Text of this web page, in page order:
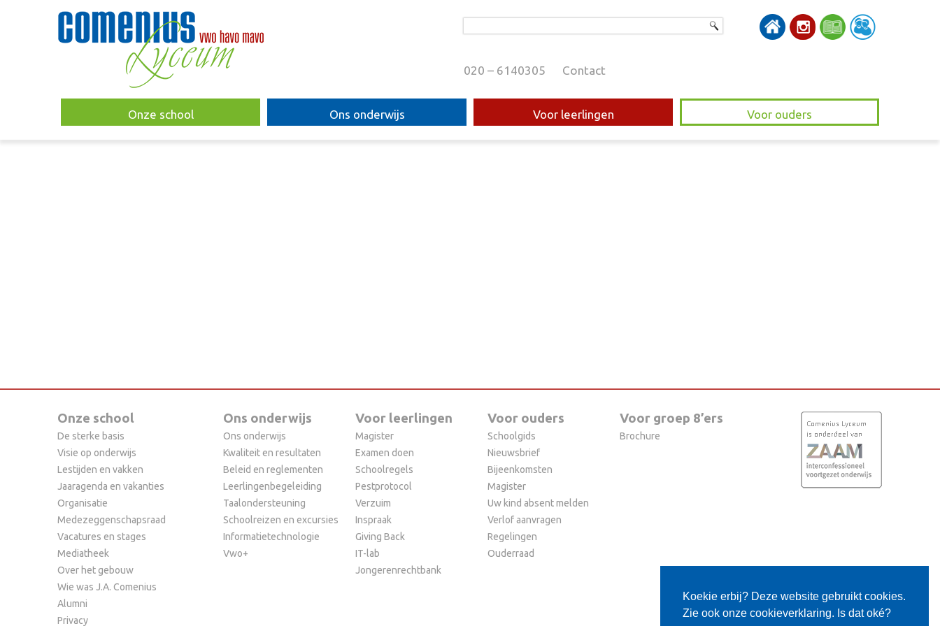
020 – 6140305 Contact
Onze school Ons onderwijs Voor leerlingen Voor ouders
Onze school
De sterke basis
Visie op onderwijs
Lestijden en vakken
Jaaragenda en vakanties
Organisatie
Medezeggenschapsraad
Vacatures en stages
Mediatheek
Over het gebouw
Wie was J.A. Comenius
Alumni
Privacy
Ons onderwijs
Ons onderwijs
Kwaliteit en resultaten
Beleid en reglementen
Leerlingenbegeleiding
Taalondersteuning
Schoolreizen en excursies
Informatietechnologie
Vwo+
Voor leerlingen
Magister
Examen doen
Schoolregels
Pestprotocol
Verzuim
Inspraak
Giving Back
IT-lab
Jongerenrechtbank
Voor ouders
Schoolgids
Nieuwsbrief
Bijeenkomsten
Magister
Uw kind absent melden
Verlof aanvragen
Regelingen
Ouderraad
Voor groep 8’ers
Brochure
Koekie erbij? Deze website gebruikt cookies.
Zie ook onze cookieverklaring. Is dat oké?